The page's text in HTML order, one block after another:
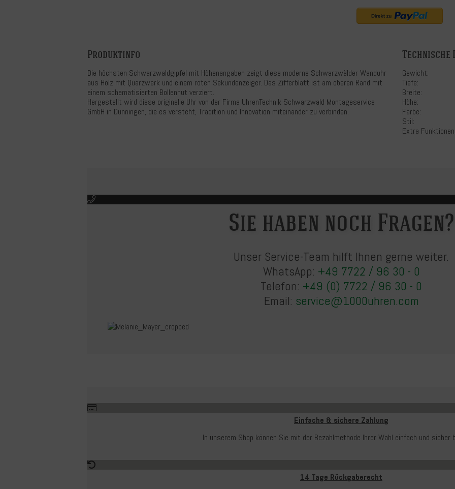
Produktinfo
Die höchsten Schwarzwaldgipfel mit Höhenangaben zeigt diese moderne Schwarzwälder Wanduhr
aus Holz mit Quarzwerk und einem roten Sekundenzeiger. Das Zifferblatt ist am oberen Rand mit
einem schematisierten Bollenhut verziert.
Hergestellt wird diese originelle Uhr von der Firma UhrenTechnik Schwarzwald Montageservice
GmbH in Dunningen, die es versteht, Tradition und Innovation miteinander zu verbinden.
Technische
Gewicht:
Tiefe:
Breite:
Höhe:
Farbe:
Stil:
Extra Funktionen:
Sie haben noch Fragen?
Unser Service-Team hilft Ihnen gerne weiter.
WhatsApp: +49 7722 / 96 30 - 0
Telefon: +49 (0) 7722 / 96 30 - 0
Email: service@1000uhren.com
Einfache & sichere Zahlung
In unserem Shop können Sie mit der Bezahlmethode Ihrer Wahl einfach und sicher
14 Tage Rückgaberecht